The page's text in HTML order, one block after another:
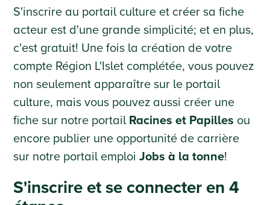
S'inscrire au portail culture et créer sa fiche
acteur est d'une grande simplicité; et en plus,
c'est gratuit! Une fois la création de votre
compte Région L'Islet complétée, vous pouvez
non seulement apparaître sur le portail
culture, mais vous pouvez aussi créer une
fiche sur notre portail Racines et Papilles ou
encore publier une opportunité de carrière
sur notre portail emploiJobs à la tonne!
S'inscrire et se connecter en 4